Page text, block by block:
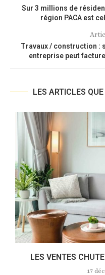
Sur 3 millions de
région PACA est
Travaux / construction :
entreprise peut
LES ARTICLES
LES VENTES
17